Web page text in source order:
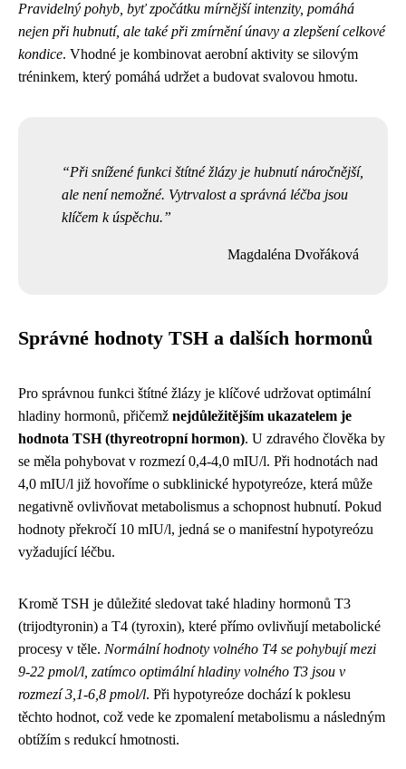
Pravidelný pohyb, byť zpočátku mírnější intenzity, pomáhá
nejen při hubnutí, ale také při zmírnění únavy a zlepšení celkové
kondice. Vhodné je kombinovat aerobní aktivity se silovým
tréninkem, který pomáhá udržet a budovat svalovou hmotu.
Při snížené funkci štítné žlázy je hubnutí náročnější,
ale není nemožné. Vytrvalost a správná léčba jsou
klíčem k úspěchu.
Magdaléna Dvořáková
Správné hodnoty TSH a dalších hormonů
Pro správnou funkci štítné žlázy je klíčové udržovat optimální
hladiny hormonů, přičemž nejdůležitějším ukazatelem je
hodnota TSH (thyreotropní hormon). U zdravého člověka by
se měla pohybovat v rozmezí 0,4-4,0 mIU/l. Při hodnotách nad
4,0 mIU/l již hovoříme o subklinické hypotyreóze, která může
negativně ovlivňovat metabolismus a schopnost hubnutí. Pokud
hodnoty překročí 10 mIU/l, jedná se o manifestní hypotyreózu
vyžadující léčbu.
Kromě TSH je důležité sledovat také hladiny hormonů T3
(trijodtyronin) a T4 (tyroxin), které přímo ovlivňují metabolické
procesy v těle. Normální hodnoty volného T4 se pohybují mezi
9-22 pmol/l, zatímco optimální hladiny volného T3 jsou v
rozmezí 3,1-6,8 pmol/l. Při hypotyreóze dochází k poklesu
těchto hodnot, což vede ke zpomalení metabolismu a následným
obtížím s redukcí hmotnosti.